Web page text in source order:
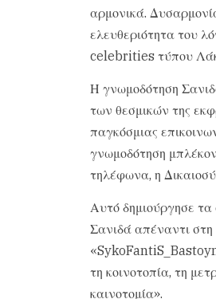
αρμονικά.
ελευθεριότητα του
celebrities τύπου
Η γνωμοδότηση
των θεσμικών της
παγκόσμιας
γνωμοδότηση
τηλέφωνα, η
Αυτό δημιούργησε
Σανιδά απέναντι στη
τη κοινοτοπία, τη
καινοτομία».